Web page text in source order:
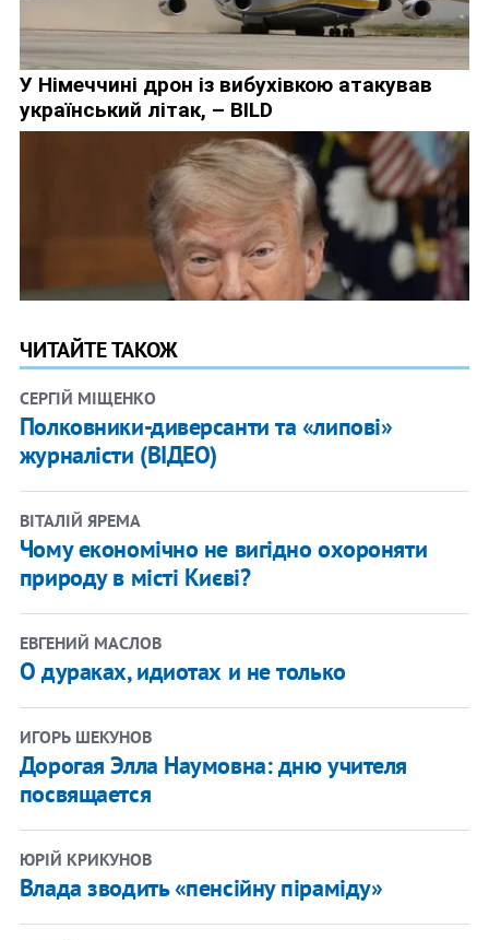
ЧИТАЙТЕ ТАКОЖ
СЕРГІЙ МІЩЕНКО
Полковники-диверсанти та «липові»
журналісти (ВІДЕО)
ВІТАЛІЙ ЯРЕМА
Чому економічно не вигідно охороняти
природу в місті Києві?
ЕВГЕНИЙ МАСЛОВ
О дураках, идиотах и не только
ИГОРЬ ШЕКУНОВ
Дорогая Элла Наумовна: дню учителя
посвящается
ЮРІЙ КРИКУНОВ
Влада зводить «пенсійну піраміду»